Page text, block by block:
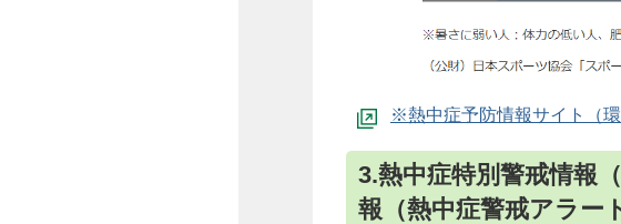
※熱中症予防情報サイト（
3.熱中症特別警戒情報
報（熱中症警戒アラー